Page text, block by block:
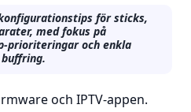
för sticks,
med fokus på
prioriteringar och enkla
och IPTV-appen.